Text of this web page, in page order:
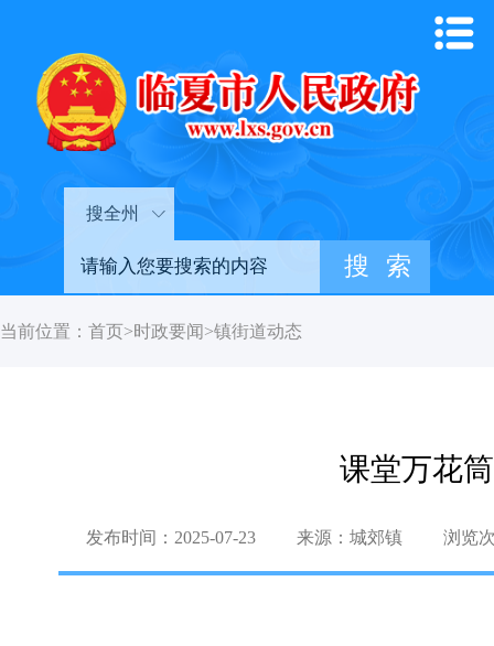
搜全州
当前位置： 首页>时政要闻 >镇街道动态
课堂万花
发布时间：2025-07-23 来源：城郊镇 浏览